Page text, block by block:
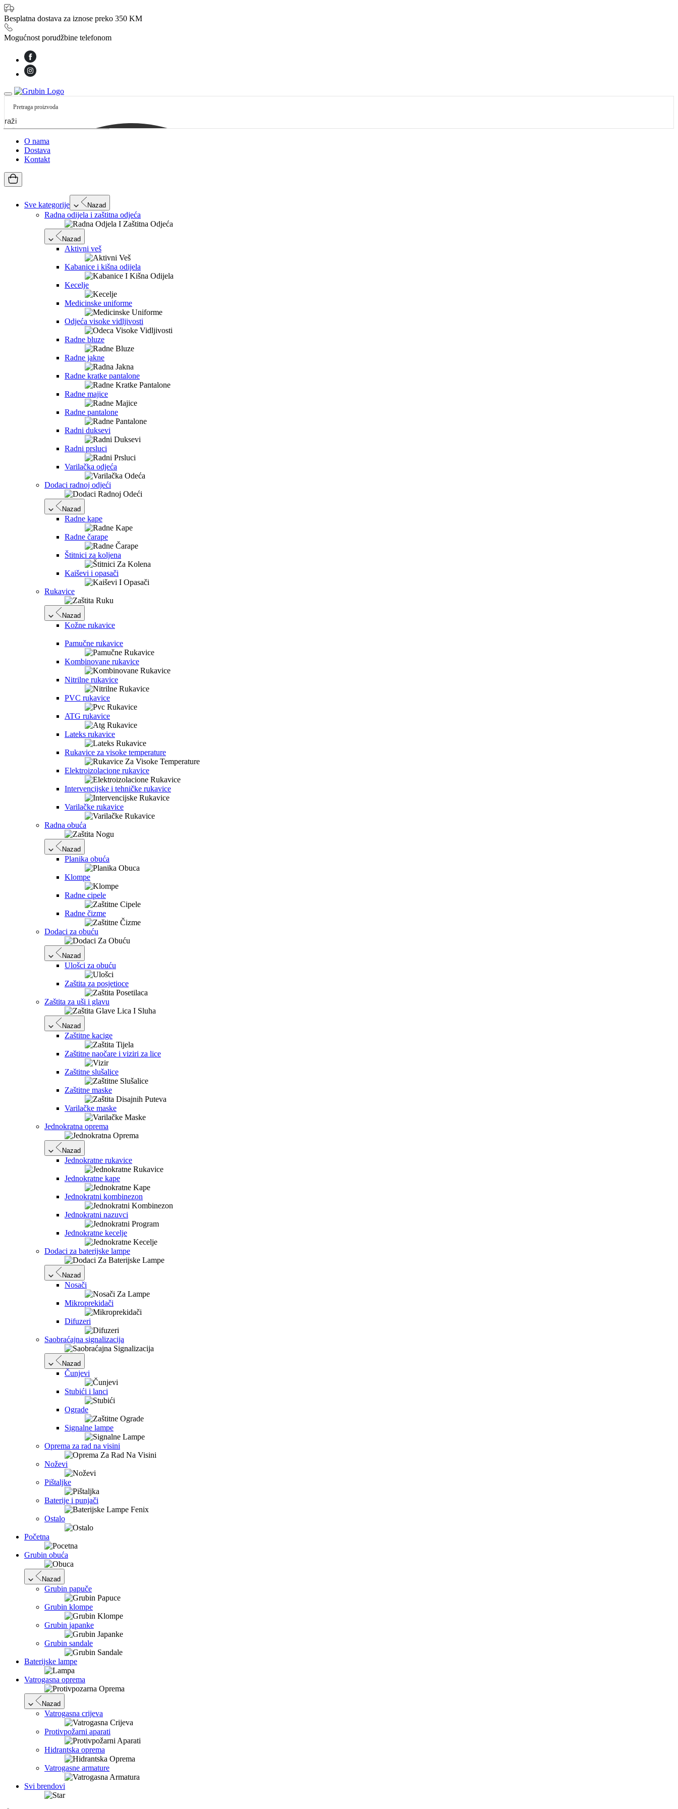
Besplatna dostava za iznose preko 350 KM
Mogućnost porudžbine telefonom
O nama
Dostava
Kontakt
Sve kategorije Nazad
Radna odijela i zaštitna odjeća
Nazad
Aktivni veš
Kabanice i kišna odijela
Kecelje
Medicinske uniforme
Odjeća visoke vidljivosti
Radne bluze
Radne jakne
Radne kratke pantalone
Radne majice
Radne pantalone
Radni duksevi
Radni prsluci
Varilačka odjeća
Dodaci radnoj odjeći
Nazad
Radne kape
Radne čarape
Štitnici za koljena
Kaiševi i opasači
Rukavice
Nazad
Kožne rukavice
Pamučne rukavice
Kombinovane rukavice
Nitrilne rukavice
PVC rukavice
ATG rukavice
Lateks rukavice
Rukavice za visoke temperature
Elektroizolacione rukavice
Intervencijske i tehničke rukavice
Varilačke rukavice
Radna obuća
Nazad
Planika obuća
Klompe
Radne cipele
Radne čizme
Dodaci za obuću
Nazad
Ulošci za obuću
Zaštita za posjetioce
Zaštita za uši i glavu
Nazad
Zaštitne kacige
Zaštitne naočare i viziri za lice
Zaštitne slušalice
Zaštitne maske
Varilačke maske
Jednokratna oprema
Nazad
Jednokratne rukavice
Jednokratne kape
Jednokratni kombinezon
Jednokratni nazuvci
Jednokratne kecelje
Dodaci za baterijske lampe
Nazad
Nosači
Mikroprekidači
Difuzeri
Saobraćajna signalizacija
Nazad
Čunjevi
Stubići i lanci
Ograde
Signalne lampe
Oprema za rad na visini
Noževi
Pištaljke
Baterije i punjači
Ostalo
Početna
Grubin obuća
Nazad
Grubin papuče
Grubin klompe
Grubin japanke
Grubin sandale
Baterijske lampe
Vatrogasna oprema
Nazad
Vatrogasna crijeva
Protivpožarni aparati
Hidrantska oprema
Vatrogasne armature
Svi brendovi